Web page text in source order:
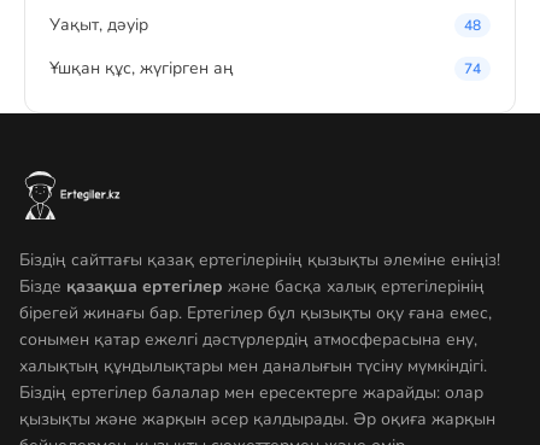
Уақыт, дәуір 48
Ұшқан құс, жүгірген аң 74
Біздің сайттағы қазақ ертегілерінің қызықты әлеміне еніңіз!
Бізде қазақша ертегілер және басқа халық ертегілерінің
бірегей жинағы бар. Ертегілер бұл қызықты оқу ғана емес,
сонымен қатар ежелгі дәстүрлердің атмосферасына ену,
халықтың құндылықтары мен даналығын түсіну мүмкіндігі.
Біздің ертегілер балалар мен ересектерге жарайды: олар
қызықты және жарқын әсер қалдырады. Әр оқиға жарқын